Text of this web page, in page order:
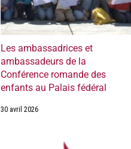
Les ambassadrices et
ambassadeurs de la
Conférence romande des
enfants au Palais fédéral
30 avril 2026